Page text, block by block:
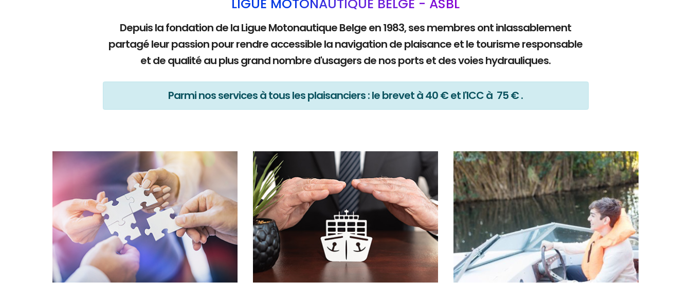
LIGUE MOTONAUTIQUE BELGE - ASBL
Depuis la fondation de la Ligue Motonautique Belge en 1983, ses membres ont inlassablement
partagé leur passion pour rendre accessible la navigation de plaisance et le tourisme responsable
et de qualité au plus grand nombre d'usagers de nos ports et des voies hydrauliques.
Parmi nos services à tous les plaisanciers : le brevet à 40 € et l'ICC à 75 € .